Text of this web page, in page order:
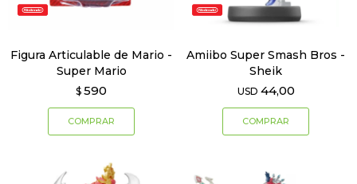
Figura Articulable de Mario -
Super Mario
$ 590
Amiibo Super Smash Bros -
Sheik
USD 44,00